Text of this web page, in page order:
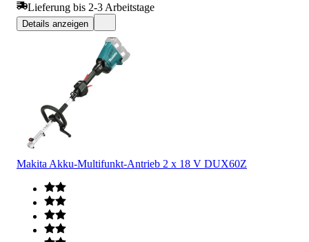
Lieferung bis 2-3 Arbeitstage
Details anzeigen
Makita Akku-Multifunkt-Antrieb 2 x 18 V DUX60Z